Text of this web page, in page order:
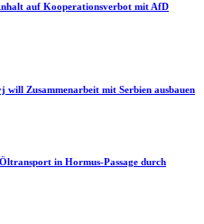
auf Kooperationsverbot mit AfD
will Zusammenarbeit mit Serbien ausbauen
in Hormus-Passage durch